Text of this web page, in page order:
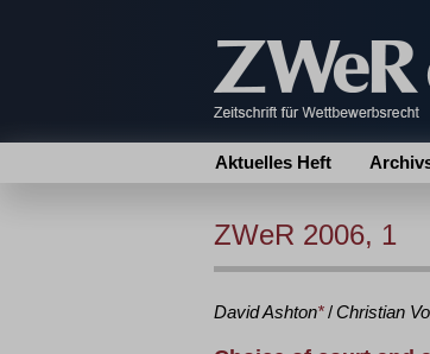
Aktuelles Heft
ZWeR 2006, 1
DavidAshton*/Christian